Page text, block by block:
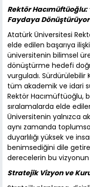
Rektör
Faydaya
Atatürk Üniversitesi
elde edilen başarıya
üniversitenin bilimsel
dönüştürme hedefi
vurguladı.
tüm akademik ve idari
Rektör Hacımüftüoğlu,
sıralamalarda elde
Üniversitenin yalnızca
aynı zamanda
duyarlılığı yüksek ve
benimsediğini dile
derecelerin bu
Stratejik Vizyon ve